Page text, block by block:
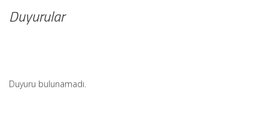
Duyurular
Duyuru bulunamadı.